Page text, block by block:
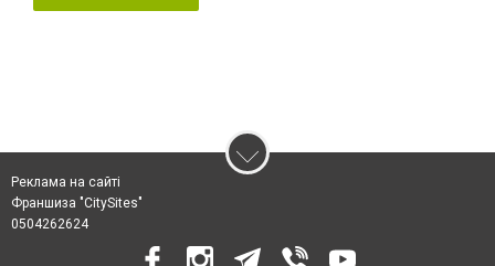
Реклама на сайті
Франшиза "CitySites"
0504262624